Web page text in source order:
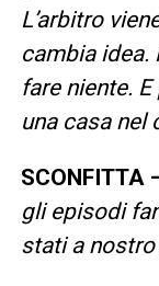
L’arbitro
cambia
fare niente.
una casa nel
SCONFITTA
gli episodi
stati a nostro